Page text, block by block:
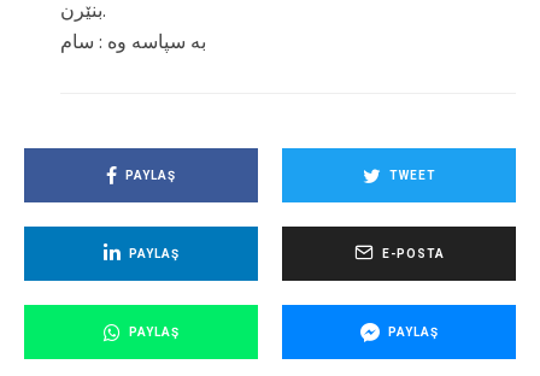
بنێرن.
به سپاسه وه : سام
PAYLAŞ TWEET
PAYLAŞ E-POSTA
PAYLAŞ PAYLAŞ